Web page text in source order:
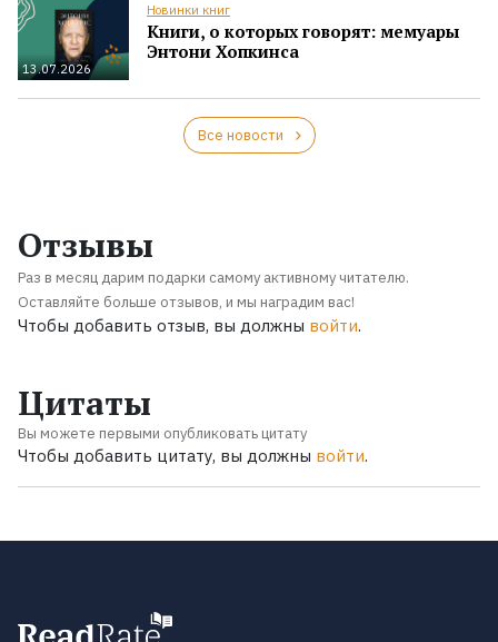
13.07.2026
Новинки книг
Книги, о которых говорят: мемуары
Энтони Хопкинса
Все новости
Отзывы
Раз в месяц дарим подарки самому активному читателю.
Оставляйте больше отзывов, и мы наградим вас!
Чтобы добавить отзыв, вы должны войти.
Цитаты
Вы можете первыми опубликовать цитату
Чтобы добавить цитату, вы должны войти.